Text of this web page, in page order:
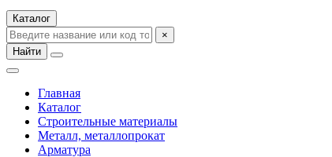
Каталог
×
Найти
Главная
Каталог
Строительные материалы
Металл, металлопрокат
Арматура